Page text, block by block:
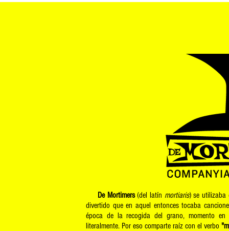
De Mortimers(del latín mortiaris) se utilizaba
divertido que en aquel entonces tocaba
época de la recogida del grano, momento
literalmente. Por eso comparte raíz con el verbo